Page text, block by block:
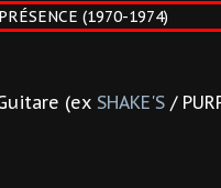
(ex SHAKE'S /